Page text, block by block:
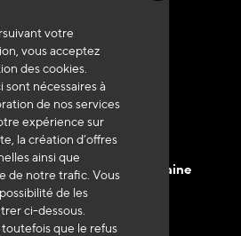
votre
vous acceptez
des cookies.
sont nécessaires à
de nos services
expérience sur
la création d’offres
ainsi que
de notre trafic. Vous
de les
ci-dessous.
toutefois que le refus
Service client
79 72 62 22 Taper 1
72h en France Métropolitaine